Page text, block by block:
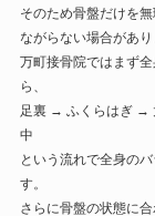
そのため骨盤だけを
ながらない場合があり
万町接骨院ではまず
ら、
足裏 → ふくらはぎ
中
という流れで全身の
す。
さらに骨盤の状態に